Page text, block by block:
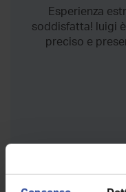
Esperienza
soddisfatta! luigi
preciso e